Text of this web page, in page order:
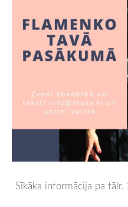
Sīkāka informācija pa